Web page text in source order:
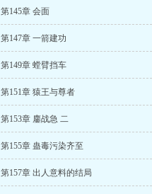
第145章 会面
第147章 一箭建功
第149章 螳臂挡车
第151章 猿王与尊者
第153章 鏖战急 二
第155章 蛊毒污染齐至
第157章 出人意料的结局